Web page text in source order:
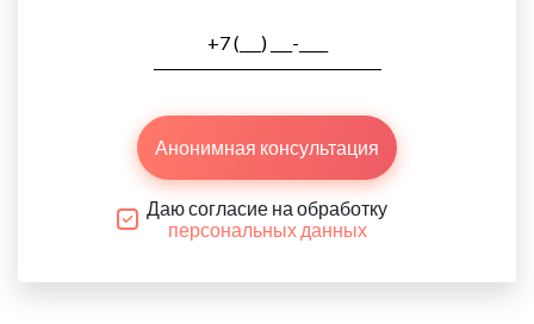
Анонимная консультация
Даю согласие на обработку
персональных данных